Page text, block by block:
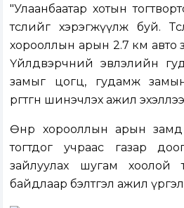
"Улаанбаатар хотын
төслийг хэрэгжүүлж буй.
хорооллын арын 2.7 км авто
Үйлдвэрчний эвлэлийн
замыг цогц, гудамж
өргөтгөн шинэчлэх ажил
Өнөр хорооллын арын
тогтдог учраас газар
зайлуулах шугам хоолой
байдлаар бэлтгэл ажил